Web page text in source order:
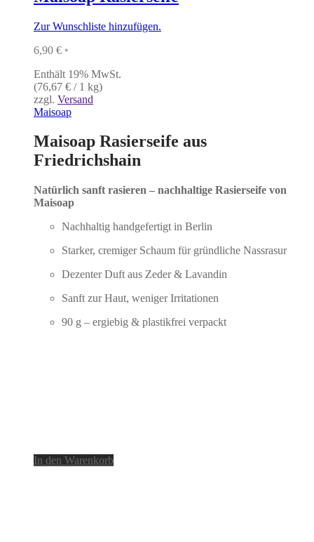
Zur Wunschliste hinzufügen.
6,90 € *
Enthält 19% MwSt.
(76,67 € / 1 kg)
zzgl. Versand
Maisoap
Maisoap Rasierseife aus
Friedrichshain
Natürlich sanft rasieren – nachhaltige Rasierseife von
Maisoap
Nachhaltig handgefertigt in Berlin
Starker, cremiger Schaum für gründliche Nassrasur
Dezenter Duft aus Zeder & Lavandin
Sanft zur Haut, weniger Irritationen
90 g – ergiebig & plastikfrei verpackt
In den Warenkorb